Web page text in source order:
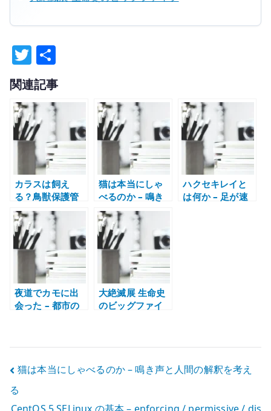
T
w
it
te
r
有
関連記事
カラスは飼え
る？鳥獣保護管
理法と野生個
体・傷病鳥・巣
立ち雛の扱い
猫は本当にしゃ
べるのか – 鳴き
声と人間の解釈
を考える
ハクセキレイと
は何か – 足が速
夜道でカモに出
会った – 都市の
大絶滅展 生命史
のビッグファイ
る
投
稿
猫は本当にしゃべるのか – 鳴き声と人間の解釈を考え
る